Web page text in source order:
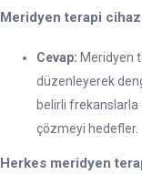
Meridyen terapi cihazı
Cevap: Meridyen
düzenleyerek
belirli frekanslarla
çözmeyi hedefler.
Herkes meridyen